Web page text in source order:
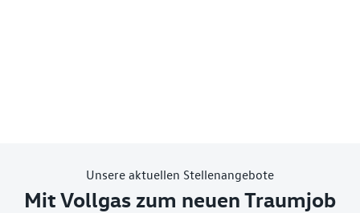
Unsere aktuellen Stellenangebote
Mit Vollgas zum neuen Traumjob